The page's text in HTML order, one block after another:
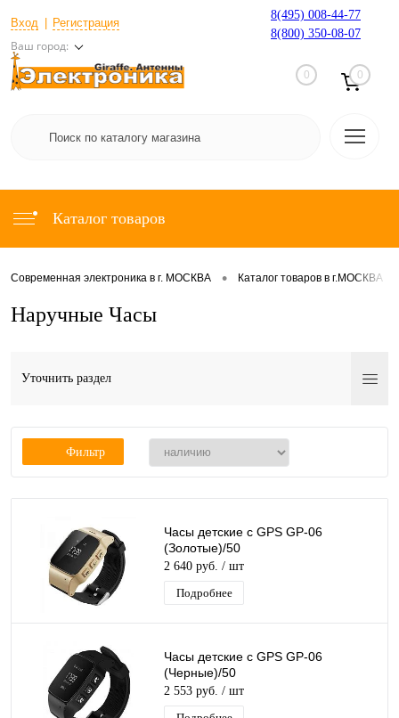
Вход Регистрация
Ваш город:
8(495) 008-44-77
8(800) 350-08-07
0 0
Каталог товаров
Современная электроника в г. МОСКВА • Каталог товаров в г.МОСКВА
Наручные Часы
Уточнить раздел
Фильтр
Часы детские с GPS GP-06
(Золотые)/50
2 640 руб. / шт
Подробнее
Часы детские с GPS GP-06
(Черные)/50
2 553 руб. / шт